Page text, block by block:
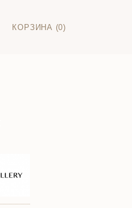
КОРЗИНА (0)